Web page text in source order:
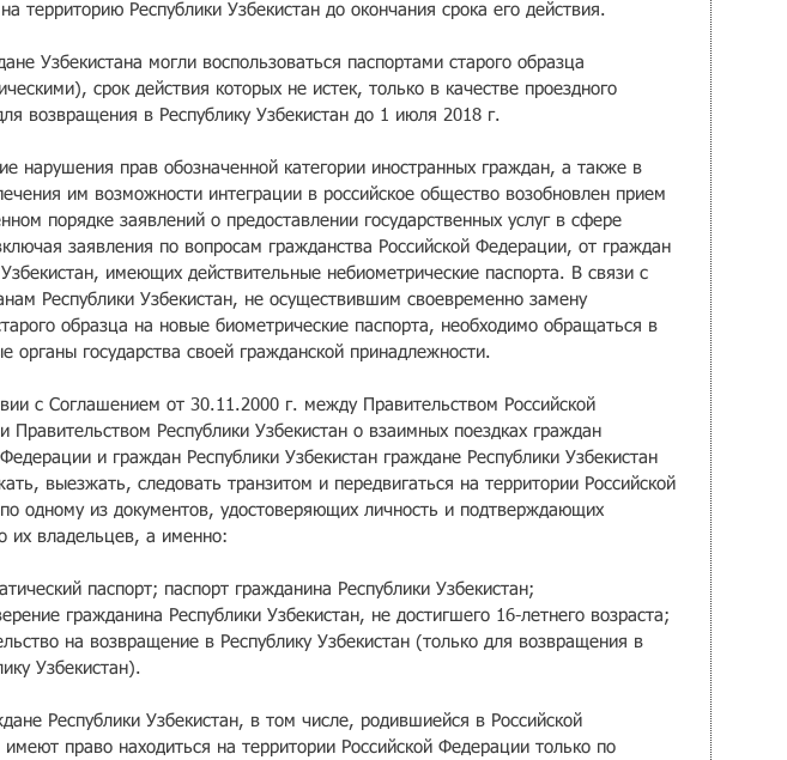
территорию Республики Узбекистан до окончания срока его действия.
Узбекистана могли воспользоваться паспортами старого образца
срок действия которых не истек, только в качестве проездного
возвращения в Республику Узбекистан до 1 июля 2018 г.
нарушения прав обозначенной категории иностранных граждан, а также в
им возможности интеграции в российское общество возобновлен прием
порядке заявлений о предоставлении государственных услуг в сфере
заявления по вопросам гражданства Российской Федерации, от граждан
Узбекистан, имеющих действительные небиометрические паспорта. В связи с
Республики Узбекистан, не осуществившим своевременно замену
образца на новые биометрические паспорта, необходимо обращаться в
органы государства своей гражданской принадлежности.
с Соглашением от 30.11.2000 г. между Правительством Российской
Правительством Республики Узбекистан о взаимных поездках граждан
Федерации и граждан Республики Узбекистан граждане Республики Узбекистан
выезжать, следовать транзитом и передвигаться на территории Российской
одному из документов, удостоверяющих личность и подтверждающих
их владельцев, а именно:
паспорт; паспорт гражданина Республики Узбекистан;
гражданина Республики Узбекистан, не достигшего 16-летнего возраста;
на возвращение в Республику Узбекистан (только для возвращения в
Узбекистан).
Республики Узбекистан, в том числе, родившиейся в Российской
право находиться на территории Российской Федерации только по